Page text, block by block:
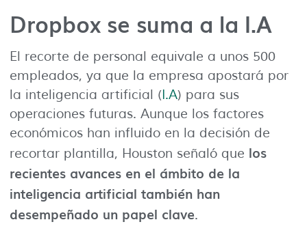
Dropbox se suma a la I.A
El recorte de personal equivale a unos 500
empleados, ya que la empresa apostará por
la inteligencia artificial (I.A) para sus
operaciones futuras. Aunque los factores
económicos han influido en la decisión de
recortar plantilla, Houston señaló que los
recientes avances en el ámbito de la
inteligencia artificial también han
desempeñado un papel clave.